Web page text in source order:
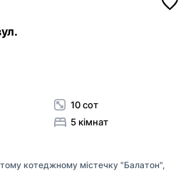
10 сот
5 кімнат
котеджному містечку "Балатон",
оголошень доступна для
хочете опублікувати, будь ласка,